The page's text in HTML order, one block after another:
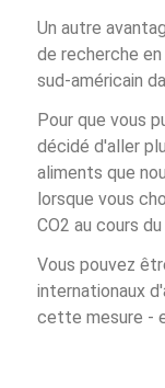
Un autre
de recherche
sud-américain
Pour que vous
décidé d'aller
aliments que
lorsque vous
CO2 au cours
Vous pouvez
internationaux
cette mesure -